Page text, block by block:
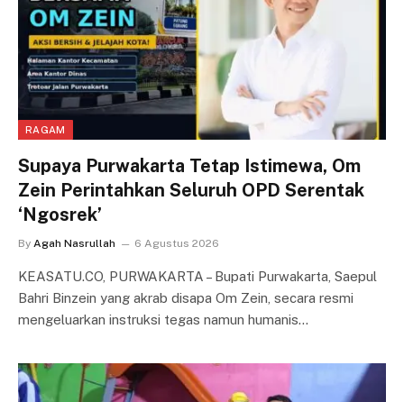
RAGAM
Supaya Purwakarta Tetap Istimewa, Om
Zein Perintahkan Seluruh OPD Serentak
‘Ngosrek’
By Agah Nasrullah 6 Agustus 2026
KEASATU.CO, PURWAKARTA – Bupati Purwakarta, Saepul
Bahri Binzein yang akrab disapa Om Zein, secara resmi
mengeluarkan instruksi tegas namun humanis…